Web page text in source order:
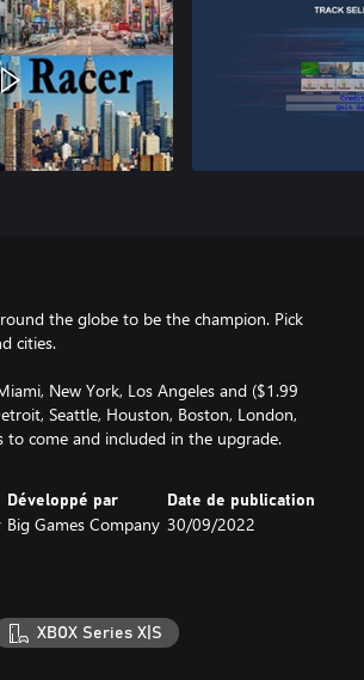
the globe to be the champion. Pick
cities.
New York, Los Angeles and ($1.99
Seattle, Houston, Boston, London,
to come and included in the upgrade.
Développé par
Big Games Company
Date de publication
30/09/2022
XBOX Series X|S